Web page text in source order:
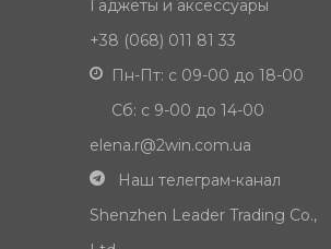
Гаджеты и аксессуары
+38 (068) 011 81 33
Пн-Пт: с 09-00 до 18-00
Сб: с 9-00 до 14-00
elena.r@2win.com.ua
Наш телеграм-канал
Shenzhen Leader Trading Co.,